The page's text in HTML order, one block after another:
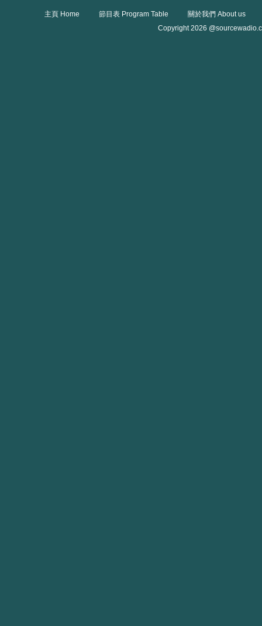
主頁 Home 節目表 Program Table
關於我們 About us
Copyright 2026